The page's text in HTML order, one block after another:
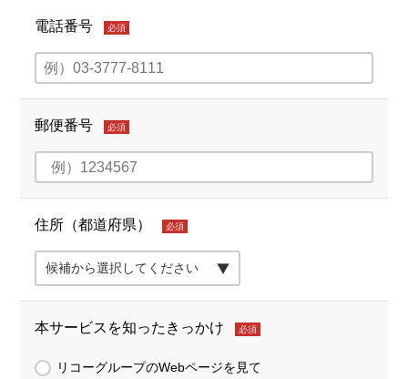
電話番号 必須
郵便番号 必須
住所（都道府県） 必須
本サービスを知ったきっかけ 必須
リコーグループのWebページを見て